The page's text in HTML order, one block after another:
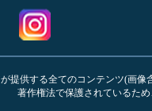
提供する全てのコンテンツ(画
著作権法で保護されているた